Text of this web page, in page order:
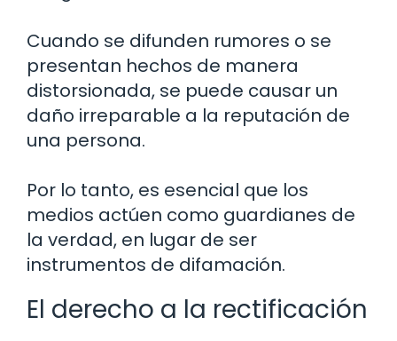
Cuando se difunden rumores o se
presentan hechos de manera
distorsionada, se puede causar un
daño irreparable a la reputación de
una persona.
Por lo tanto, es esencial que los
medios actúen como guardianes de
la verdad, en lugar de ser
instrumentos de difamación.
El derecho a la rectificación